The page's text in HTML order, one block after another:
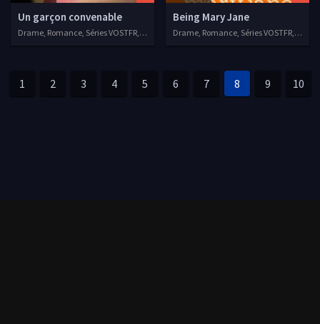
Un garçon convenable
Drame, Romance, Séries VOSTFR, 2020
Being Mary Jane
Drame, Romance, Séries VOSTFR, 2014
1 2 3 4 5 6 7 8 9 10